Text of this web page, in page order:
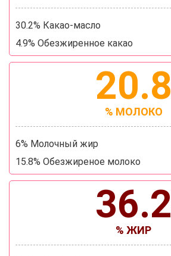
30.2% Какао-масло
4.9% Обезжиренное какао
20.8
% МОЛОКО
6% Молочный жир
15.8% Обезжиреное молоко
36.2
% ЖИР